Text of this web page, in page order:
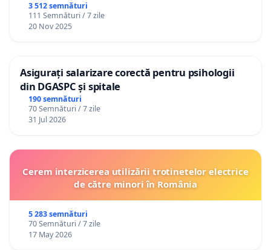
3 512 semnături
111 Semnături / 7 zile
20 Nov 2025
Asigurați salarizare corectă pentru psihologii
din DGASPC și spitale
190 semnături
70 Semnături / 7 zile
31 Jul 2026
Cerem interzicerea utilizării trotinetelor electrice
de către minori în România
5 283 semnături
70 Semnături / 7 zile
17 May 2026